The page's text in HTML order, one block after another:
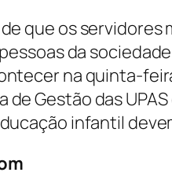
que os
da
na quinta-
Gestão das
infantil